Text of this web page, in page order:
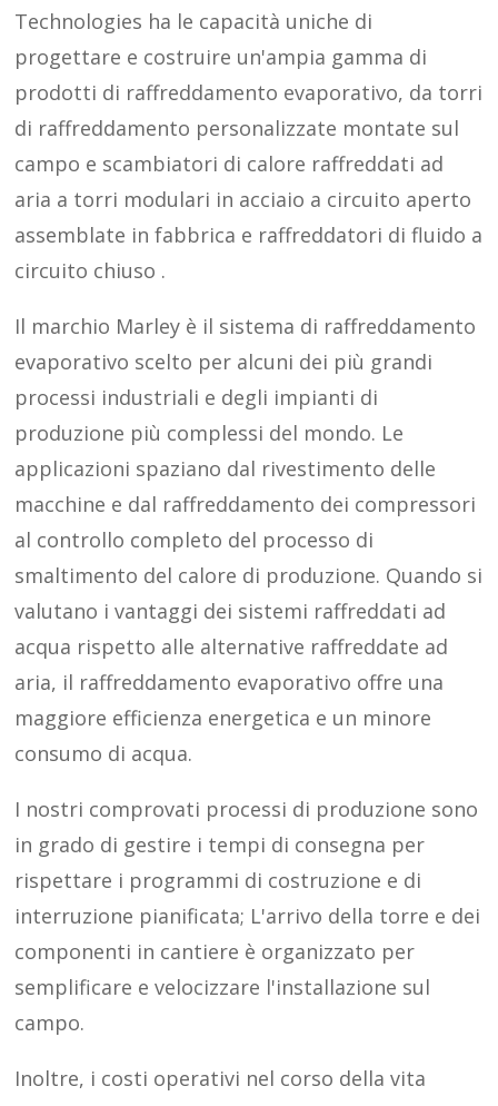
Technologies ha le capacità uniche di
progettare e costruire un'ampia gamma di
prodotti di raffreddamento evaporativo, da torri
di raffreddamento personalizzate montate sul
campo e scambiatori di calore raffreddati ad
aria a torri modulari in acciaio a circuito aperto
assemblate in fabbrica e raffreddatori di fluido a
circuito chiuso .
Il marchio Marley è il sistema di raffreddamento
evaporativo scelto per alcuni dei più grandi
processi industriali e degli impianti di
produzione più complessi del mondo. Le
applicazioni spaziano dal rivestimento delle
macchine e dal raffreddamento dei compressori
al controllo completo del processo di
smaltimento del calore di produzione. Quando si
valutano i vantaggi dei sistemi raffreddati ad
acqua rispetto alle alternative raffreddate ad
aria, il raffreddamento evaporativo offre una
maggiore efficienza energetica e un minore
consumo di acqua.
I nostri comprovati processi di produzione sono
in grado di gestire i tempi di consegna per
rispettare i programmi di costruzione e di
interruzione pianificata; L'arrivo della torre e dei
componenti in cantiere è organizzato per
semplificare e velocizzare l'installazione sul
campo.
Inoltre, i costi operativi nel corso della vita